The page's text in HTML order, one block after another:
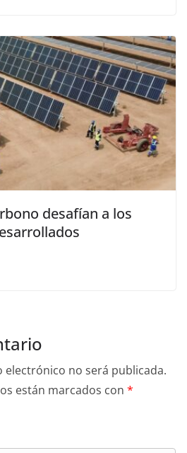
desafían a los
electrónico no será publicada.
están marcados con *